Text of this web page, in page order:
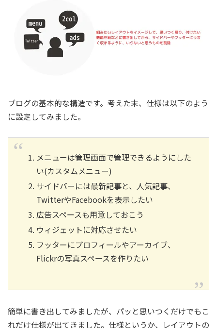
ブログの基本的な構造です。考えた末、仕様は以下のよう
に設定してみました。
メニューは管理画面で管理できるようにした
い(カスタムメニュー)
サイドバーには最新記事と、人気記事、
TwitterやFacebookを表示したい
広告スペースも用意しておこう
ウィジェットに対応させたい
フッターにプロフィールやアーカイブ、
Flickrの写真スペースを作りたい
簡単に書き出してみましたが、パッと思いつくだけでもこ
れだけ仕様が出てきました。仕様というか、レイアウトの